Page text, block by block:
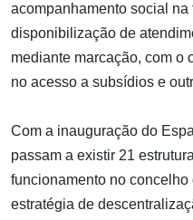
acompanhamento social na
disponibilização de
mediante marcação, com o
no acesso a subsídios e
Com a inauguração do
passam a existir 21
funcionamento no
estratégia de